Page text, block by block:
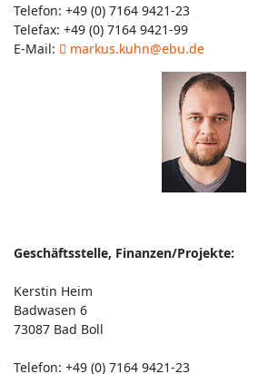
Telefon: +49 (0) 7164 9421-23
Telefax: +49 (0) 7164 9421-99
E-Mail:
markus.kuhn@ebu.de
Geschäftsstelle, Finanzen/Projekte:
Kerstin Heim
Badwasen 6
73087 Bad Boll
Telefon: +49 (0) 7164 9421-23